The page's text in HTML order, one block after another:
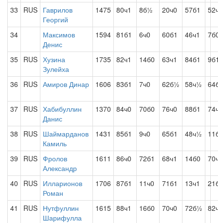
33 RUS Гаврилов
Георгий
1475 80ч1 8б½ 20ч0 57б1
34
Максимов
Денис
1594 81б1 6ч0 60б1 46ч1
35 RUS Хузина
Зулейха
1735 82ч1 14б0 63ч1 84б1
36 RUS Амиров Динар 1606 83б1 7ч0 62б½ 58ч½
37 RUS Хабибуллин
Данис
1370 84ч0 70б0 76ч0 88б1
38 RUS Шаймарданов
Камиль
1431 85б1 9ч0 65б1 48ч½
39 RUS Фролов
Александр
1611 86ч0 72б1 68ч1 14б0
40 RUS Илларионов
Роман
1706 87б1 11ч0 71б1 13ч1
41 RUS Нутфуллин
Шарифулла
1615 88ч1 16б0 70ч0 72б½